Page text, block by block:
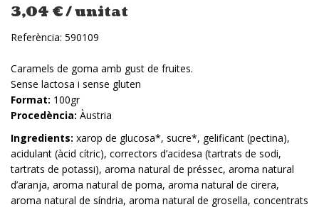
3,04 €/ unitat
Referència: 590109
Caramels de goma amb gust de fruites.
Sense lactosa i sense gluten
Format: 100gr
Procedència: Àustria
Ingredients: xarop de glucosa*, sucre*, gelificant (pectina),
acidulant (àcid cítric), correctors d’acidesa (tartrats de sodi,
tartrats de potassi), aroma natural de préssec, aroma natural
d’aranja, aroma natural de poma, aroma natural de cirera,
aroma natural de síndria, aroma natural de grosella, concentrats